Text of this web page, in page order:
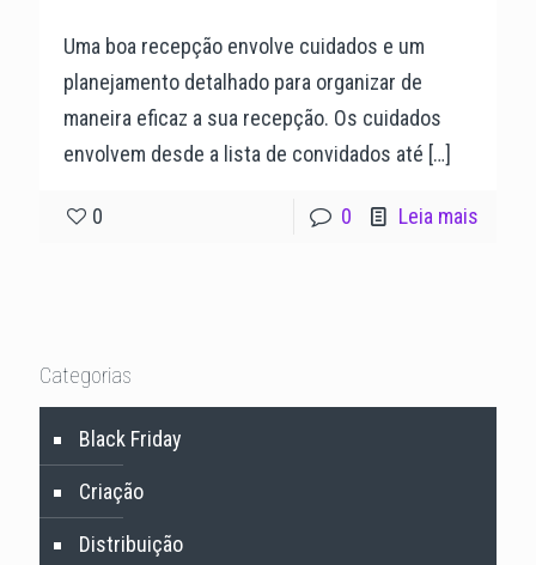
Uma boa recepção envolve cuidados e um
planejamento detalhado para organizar de
maneira eficaz a sua recepção. Os cuidados
envolvem desde a lista de convidados até […]
0 0 Leia mais
Categorias
Black Friday
Criação
Distribuição